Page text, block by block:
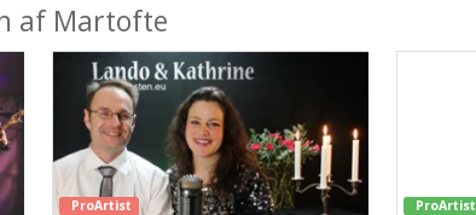
af Martofte
ProArtist ProArtist